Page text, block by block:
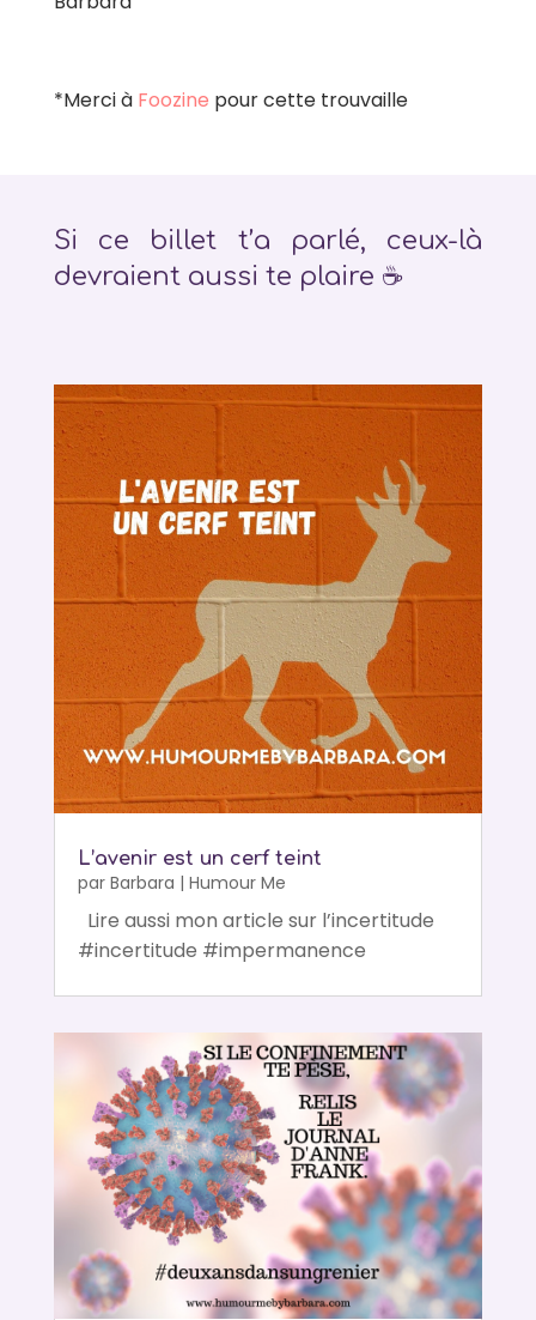
*Merci à Foozine pour cette trouvaille
Si ce billet t’a parlé, ceux-là
devraient aussi te plaire ☕️
L’avenir est un cerf teint
par Barbara | Humour Me
Lire aussi mon article sur l’incertitude
#incertitude #impermanence